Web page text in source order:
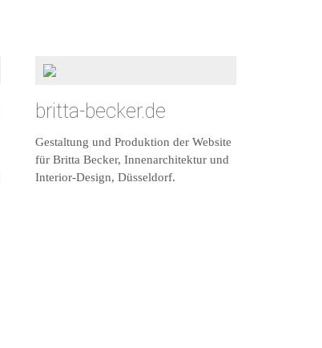
britta-becker.de
Gestaltung und Produktion der Website
für Britta Becker, Innenarchitektur und
Interior-Design, Düsseldorf.